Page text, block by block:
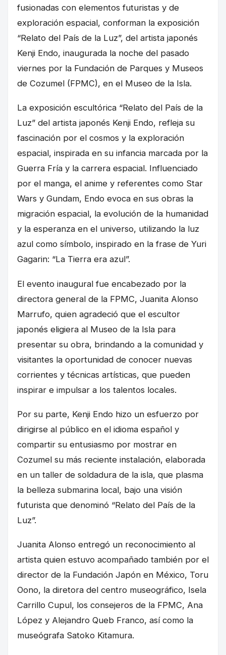
fusionadas con elementos futuristas y de
exploración espacial, conforman la exposición
“Relato del País de la Luz”, del artista japonés
Kenji Endo, inaugurada la noche del pasado
viernes por la Fundación de Parques y Museos
de Cozumel (FPMC), en el Museo de la Isla.
La exposición escultórica “Relato del País de la
Luz” del artista japonés Kenji Endo, refleja su
fascinación por el cosmos y la exploración
espacial, inspirada en su infancia marcada por la
Guerra Fría y la carrera espacial. Influenciado
por el manga, el anime y referentes como Star
Wars y Gundam, Endo evoca en sus obras la
migración espacial, la evolución de la humanidad
y la esperanza en el universo, utilizando la luz
azul como símbolo, inspirado en la frase de Yuri
Gagarin: “La Tierra era azul”.
El evento inaugural fue encabezado por la
directora general de la FPMC, Juanita Alonso
Marrufo, quien agradeció que el escultor
japonés eligiera al Museo de la Isla para
presentar su obra, brindando a la comunidad y
visitantes la oportunidad de conocer nuevas
corrientes y técnicas artísticas, que pueden
inspirar e impulsar a los talentos locales.
Por su parte, Kenji Endo hizo un esfuerzo por
dirigirse al público en el idioma español y
compartir su entusiasmo por mostrar en
Cozumel su más reciente instalación, elaborada
en un taller de soldadura de la isla, que plasma
la belleza submarina local, bajo una visión
futurista que denominó “Relato del País de la
Luz”.
Juanita Alonso entregó un reconocimiento al
artista quien estuvo acompañado también por el
director de la Fundación Japón en México, Toru
Oono, la diretora del centro museográfico, Isela
Carrillo Cupul, los consejeros de la FPMC, Ana
López y Alejandro Queb Franco, así como la
museógrafa Satoko Kitamura.